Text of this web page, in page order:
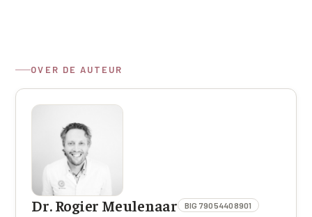
OVER DE AUTEUR
Dr. Rogier Meulenaar BIG 79054408901